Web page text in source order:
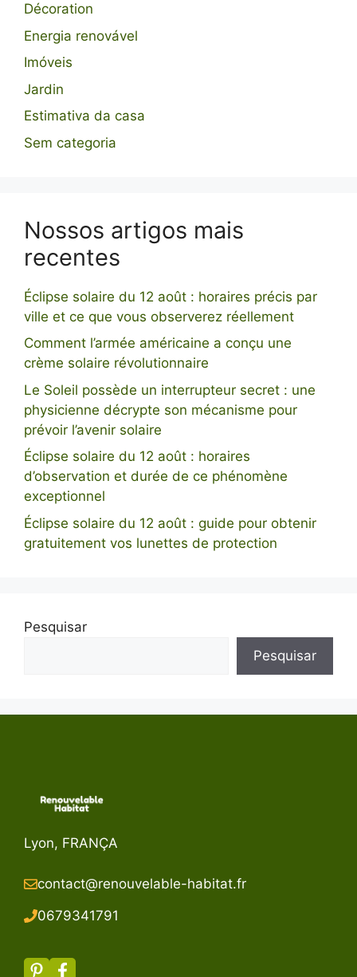
Décoration
Energia renovável
Imóveis
Jardin
Estimativa da casa
Sem categoria
Nossos artigos mais
recentes
Éclipse solaire du 12 août : horaires précis par
ville et ce que vous observerez réellement
Comment l’armée américaine a conçu une
crème solaire révolutionnaire
Le Soleil possède un interrupteur secret : une
physicienne décrypte son mécanisme pour
prévoir l’avenir solaire
Éclipse solaire du 12 août : horaires
d’observation et durée de ce phénomène
exceptionnel
Éclipse solaire du 12 août : guide pour obtenir
gratuitement vos lunettes de protection
Pesquisar
Pesquisar
Lyon, FRANÇA
contact@renouvelable-habitat.fr
0679341791